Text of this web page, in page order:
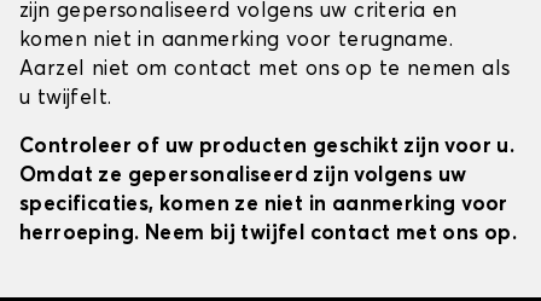
zijn gepersonaliseerd volgens uw criteria en
komen niet in aanmerking voor terugname.
Aarzel niet om contact met ons op te nemen als
u twijfelt.
Controleer of uw producten geschikt zijn voor u.
Omdat ze gepersonaliseerd zijn volgens uw
specificaties, komen ze niet in aanmerking voor
herroeping. Neem bij twijfel contact met ons op.